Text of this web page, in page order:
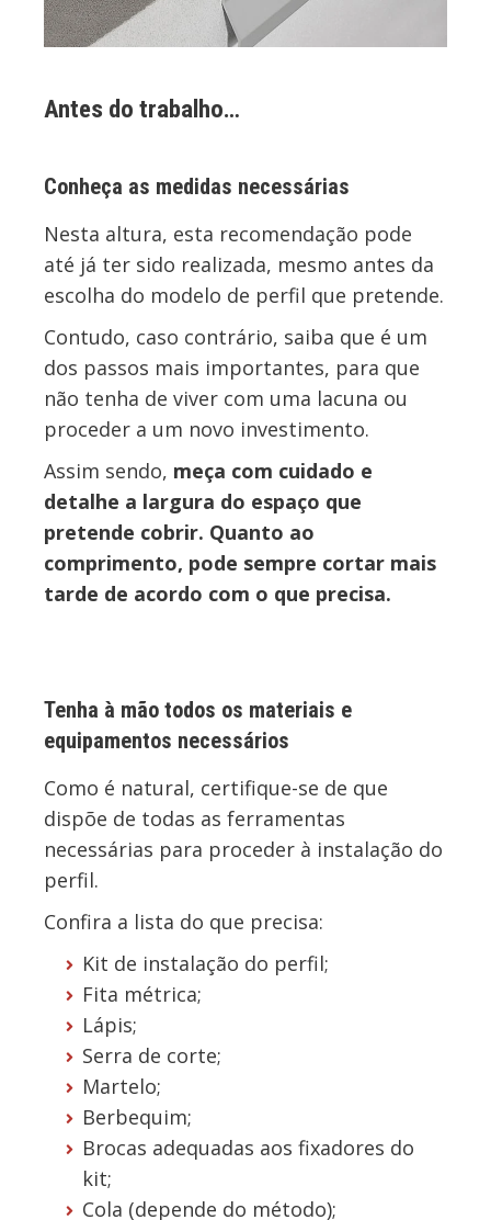
Antes do trabalho…
Conheça as medidas necessárias
Nesta altura, esta recomendação pode
até já ter sido realizada, mesmo antes da
escolha do modelo de perfil que pretende.
Contudo, caso contrário, saiba que é um
dos passos mais importantes, para que
não tenha de viver com uma lacuna ou
proceder a um novo investimento.
Assim sendo, meça com cuidado e
detalhe a largura do espaço que
pretende cobrir. Quanto ao
comprimento, pode sempre cortar mais
tarde de acordo com o que precisa.
Tenha à mão todos os materiais e
equipamentos necessários
Como é natural, certifique-se de que
dispõe de todas as ferramentas
necessárias para proceder à instalação do
perfil.
Confira a lista do que precisa:
Kit de instalação do perfil;
Fita métrica;
Lápis;
Serra de corte;
Martelo;
Berbequim;
Brocas adequadas aos fixadores do
kit;
Cola (depende do método);